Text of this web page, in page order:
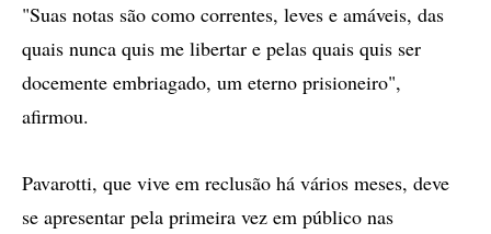
"Suas notas são como correntes, leves e amáveis, das
quais nunca quis me libertar e pelas quais quis ser
docemente embriagado, um eterno prisioneiro",
afirmou.
Pavarotti, que vive em reclusão há vários meses, deve
se apresentar pela primeira vez em público nas